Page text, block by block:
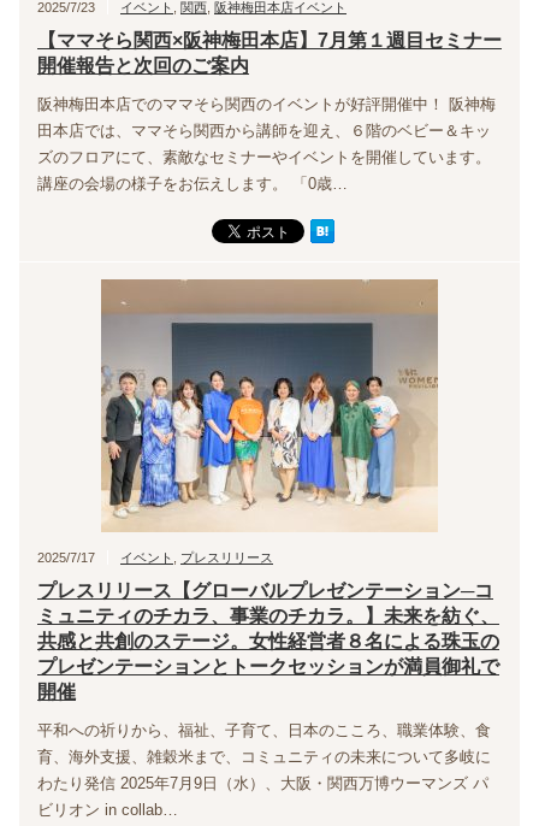
2025/7/23 イベント 関西 阪神梅田本店イベント
【ママそら関西×阪神梅田本店】7月第１週目セミナー
開催報告と次回のご案内
阪神梅田本店でのママそら関西のイベントが好評開催中！ 阪神梅
田本店では、ママそら関西から講師を迎え、６階のベビー＆キッ
ズのフロアにて、素敵なセミナーやイベントを開催しています。
講座の会場の様子をお伝えします。 「0歳…
2025/7/17 イベント プレスリリース
プレスリリース【グローバルプレゼンテーション─コ
ミュニティのチカラ、事業のチカラ。】未来を紡ぐ、
共感と共創のステージ。女性経営者８名による珠玉の
プレゼンテーションとトークセッションが満員御礼で
開催
平和への祈りから、福祉、子育て、日本のこころ、職業体験、食
育、海外支援、雑穀米まで、コミュニティの未来について多岐に
わたり発信 2025年7月9日（水）、大阪・関西万博ウーマンズ パ
ビリオン in collab…